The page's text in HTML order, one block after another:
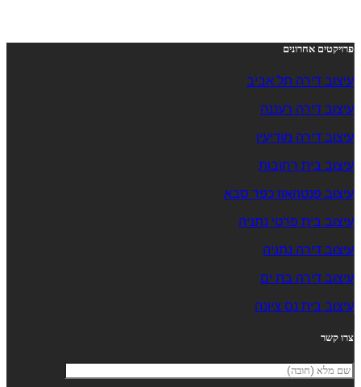
פרויקטים אחרונים
עיצוב דירה תל אביב
עיצוב דירה רעננה
עיצוב דירה מודיעין
עיצוב בית רחובות
עיצוב פנטהאוז כפר סבא
עיצוב בית פרטי נתניה
עיצוב דירה נתניה
עיצוב דירה בת ים
עיצוב בית נס ציונה
צרו קשר